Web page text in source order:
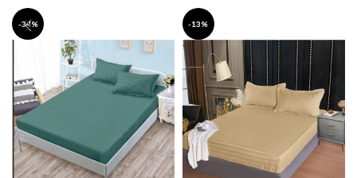
-34% -13%